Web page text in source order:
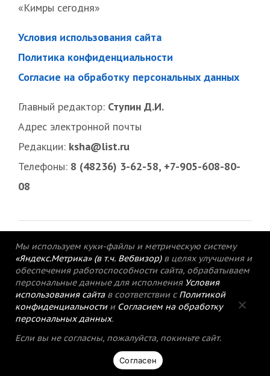
«Кимры сегодня»
Условия использования сайта
Политика конфиденциальности
Согласие на обработку персональных данных
Главный редактор: Ступин Д.И.
Адрес электронной почты
Редакции: ksha@list.ru
Телефоны: 8 (48236) 3-62-58, +7-905-608-80-
08
© 2015-2021 Редакция газеты «Кимрский
вестник».
Политика конфиденциальности
Мы используем куки-файлы и метрическую систему
«Яндекс.Метрика» (в т.ч. Вебвизор) в целях улучшения и
обеспечения работоспособности сайта, обрабатываем
персональные данные для исполнения Условия
использования сайтав соответствии с Политикой
конфиденциальностии Согласием на обработку
персональных данных.
Если вы не согласны, пожалуйста, покиньте сайт.
Согласен